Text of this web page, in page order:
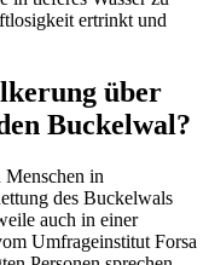
ertrinkt und
über
Buckelwal?
in
des Buckelwals
auch in einer
Umfrageinstitut Forsa